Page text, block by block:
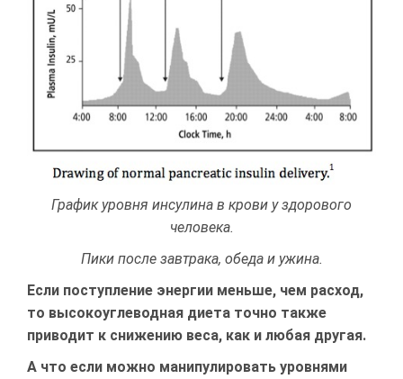
График уровня инсулина в крови у здорового
человека.
Пики после завтрака, обеда и ужина.
Если поступление энергии меньше, чем расход,
то высокоуглеводная диета точно также
приводит к снижению веса, как и любая другая.
А что если можно манипулировать уровнями